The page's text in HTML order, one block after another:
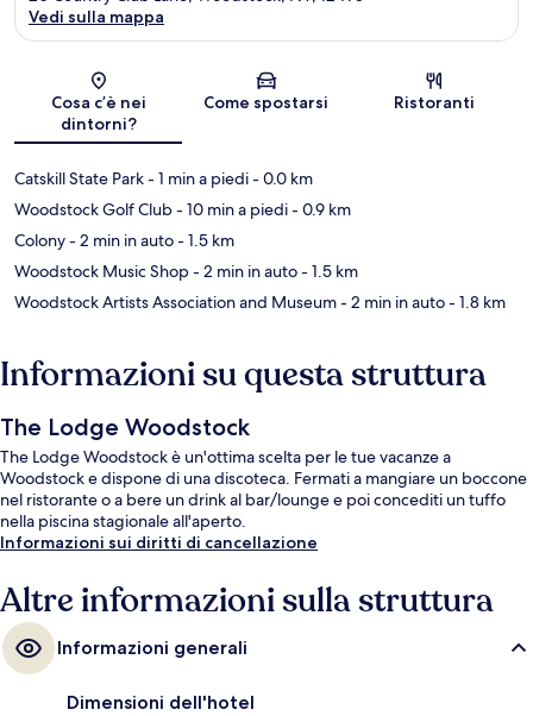
Mappa
Vedi sulla mappa
Cosa c’è nei
dintorni?
Come spostarsi Ristoranti
Catskill State Park- 1 min a piedi- 0.0 km
Woodstock Golf Club- 10 min a piedi- 0.9 km
Colony- 2 min in auto- 1.5 km
Woodstock Music Shop- 2 min in auto- 1.5 km
Woodstock Artists Association and Museum- 2 min in auto- 1.8 km
Informazioni su questa struttura
The Lodge Woodstock
The Lodge Woodstock è un'ottima scelta per le tue vacanze a
Woodstock e dispone di una discoteca. Fermati a mangiare un boccone
nel ristorante o a bere un drink al bar/lounge e poi concediti un tuffo
nella piscina stagionale all'aperto.
Informazioni sui diritti di cancellazione
Altre informazioni sulla struttura
Informazioni generali
Dimensioni dell'hotel